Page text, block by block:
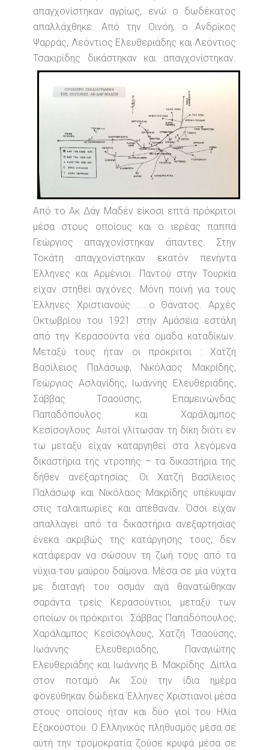
απαγχονίστηκαν αγρίως, ενώ ο δωδέκατος
απαλλάχθηκε. Από την Οινόη, ο Ανδρίκος
Ψαρράς, Λεόντιος Ελευθεριάδης και Λεόντιος
Τσακιρίδης δικάστηκαν και απαγχονίστηκαν.
Από το Ακ Δάγ Μαδέν είκοσι επτά πρόκριτοι
μέσα στους οποίους και ο ιερέας παππά
Γεώργιος απαγχονίστηκαν άπαντες. Στην
Τοκάτη απαγχονίστηκαν εκατόν πενήντα
Έλληνες και Αρμένιοι. Παντού στην Τουρκία
είχαν στηθεί αγχόνες. Μόνη ποινή για τους
Έλληνες Χριστιανούς .....ο Θάνατος. Αρχές
Οκτωβρίου του 1921 στην Αμάσεια εστάλη
από την Κερασούντα νέα ομάδα καταδίκων.
Μεταξύ τους ήταν οι πρόκριτοι : Χατζή
Βασίλειος Παλάσωφ, Νικόλαος Μακρίδης,
Γεώργιος Ασλανίδης, Ιωάννης Ελευθεριάδης,
Σάββας Τσαούσης, Επαμεινώνδας
Παπαδόπουλος και Χαράλαμπος
Κεσίσογλους. Αυτοί γλίτωσαν τη δίκη διότι εν
τω μεταξύ είχαν καταργηθεί στα λεγόμενα
δικαστήρια της ντροπής – τα δικαστήρια της
δήθεν ανεξαρτησίας. Οι Χατζή Βασίλειος
Παλάσωφ και Νικόλαος Μακρίδης υπέκυψαν
στις ταλαιπωρίες και απέθαναν. Όσοι είχαν
απαλλαγεί από τα δικαστήρια ανεξαρτησίας
ένεκα ακριβώς της κατάργησης τους, δεν
κατάφεραν να σώσουν τη ζωή τους από τα
νύχια του μαύρου δαίμονα. Μέσα σε μία νύχτα
με διαταγή του οσμάν αγά θανατώθηκαν
σαράντα τρείς Κερασούντιοι, μεταξύ των
οποίων οι πρόκριτοι : Σάββας Παπαδόπουλος,
Χαράλαμπος Κεσίσογλους, Χατζή Τσαούσης,
Ιωάννης Ελευθεριάδης, Παναγιώτης
Ελευθεριάδης και Ιωάννης Β. Μακρίδης. Δίπλα
στον ποταμό Ακ Σού την ίδια ημέρα
φονεύθηκαν δώδεκα Έλληνες Χριστιανοί μέσα
στους οποίους ήταν και δύο γιοί του Ηλία
Εξακούστου. Ο Ελληνικός πληθυσμός μέσα σε
αυτή την τρομοκρατία ζούσε κρυφά μέσα σε